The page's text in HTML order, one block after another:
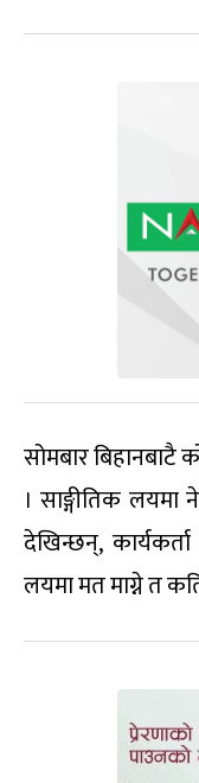
सोमबार बिहानबाटै
। साङ्गीतिक लयमा
देखिन्छन्,
लयमा मत माग्ने त